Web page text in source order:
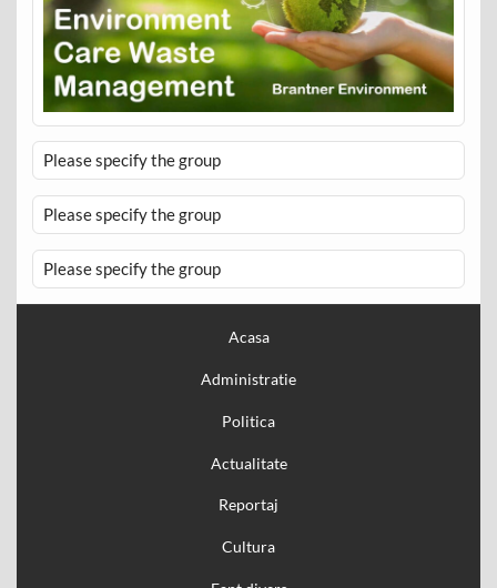
Please specify the group
Please specify the group
Please specify the group
Acasa
Administratie
Politica
Actualitate
Reportaj
Cultura